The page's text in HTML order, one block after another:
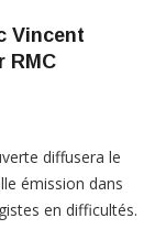
Vincent
RMC
diffusera le
émission dans
en difficultés.